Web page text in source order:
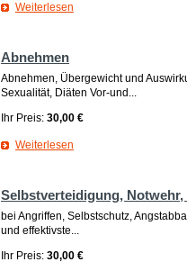
Weiterlesen
Abnehmen
Abnehmen, Übergewicht und
Sexualität, Diäten Vor-und...
Ihr Preis: 30,00 €
Weiterlesen
Selbstverteidigung,
bei Angriffen, Selbstschutz,
und effektivste...
Ihr Preis: 30,00 €